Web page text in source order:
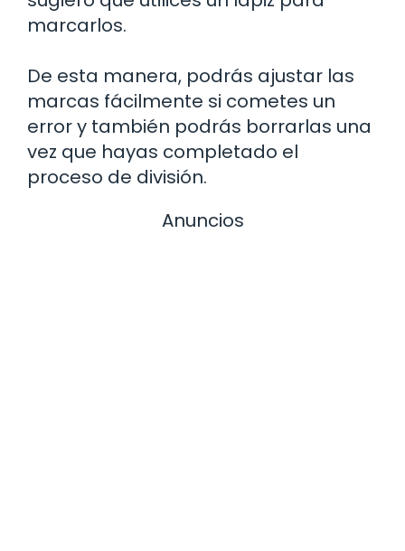
marcarlos.
De esta manera, podrás ajustar las
marcas fácilmente si cometes un
error y también podrás borrarlas una
vez que hayas completado el
proceso de división.
Anuncios